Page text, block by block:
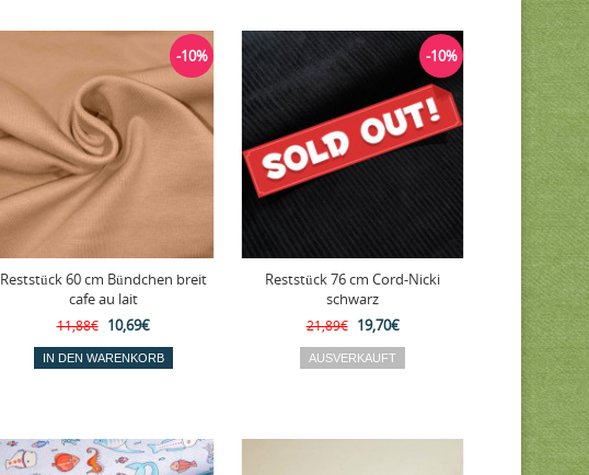
Reststück 60 cm Bündchen breit
cafe au lait
11,88€ 10,69€
-10%
Reststück 76 cm Cord-Nicki
schwarz
21,89€ 19,70€
-10%